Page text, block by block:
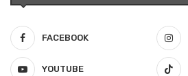
FACEBOOK
YOUTUBE